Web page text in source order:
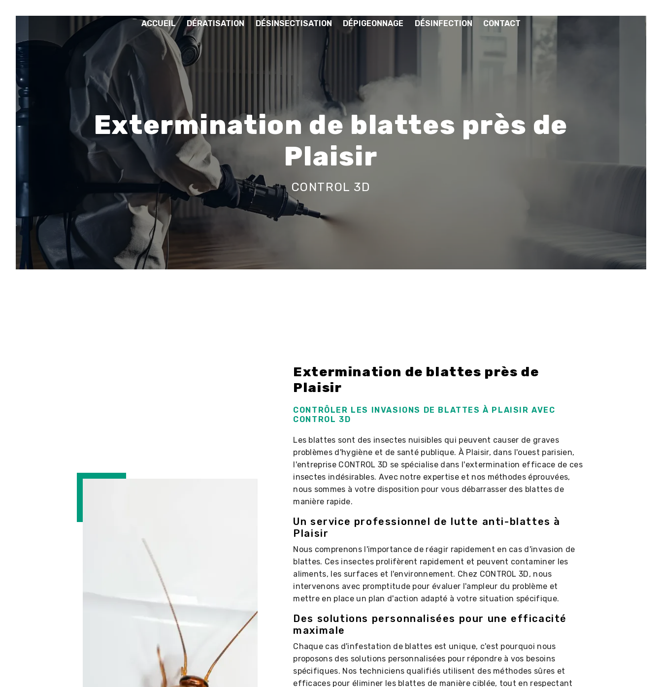
ACCUEIL DÉRATISATION DÉSINSECTISATION DÉPIGEONNAGE DÉSINFECTION CONTACT
Extermination de blattes près de
Plaisir
CONTROL 3D
Extermination de blattes près de
Plaisir
CONTRÔLER LES INVASIONS DE BLATTES À PLAISIR AVEC
CONTROL 3D
Les blattes sont des insectes nuisibles qui peuvent causer de graves
problèmes d'hygiène et de santé publique. À Plaisir, dans l'ouest parisien,
l'entreprise CONTROL 3D se spécialise dans l'extermination efficace de ces
insectes indésirables. Avec notre expertise et nos méthodes éprouvées,
nous sommes à votre disposition pour vous débarrasser des blattes de
manière rapide.
Un service professionnel de lutte anti-blattes à
Plaisir
Nous comprenons l'importance de réagir rapidement en cas d'invasion de
blattes. Ces insectes prolifèrent rapidement et peuvent contaminer les
aliments, les surfaces et l'environnement. Chez CONTROL 3D, nous
intervenons avec promptitude pour évaluer l'ampleur du problème et
mettre en place un plan d'action adapté à votre situation spécifique.
Des solutions personnalisées pour une efficacité
maximale
Chaque cas d'infestation de blattes est unique, c'est pourquoi nous
proposons des solutions personnalisées pour répondre à vos besoins
spécifiques. Nos techniciens qualifiés utilisent des méthodes sûres et
efficaces pour éliminer les blattes de manière ciblée, tout en respectant